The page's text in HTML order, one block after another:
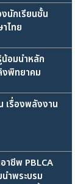
นักเรียนชั้น
ไทย
น้อมนำหลัก
งพิทยาคม
เรื่องพลังงาน
าชีพ PBLCA
ำพระบรม